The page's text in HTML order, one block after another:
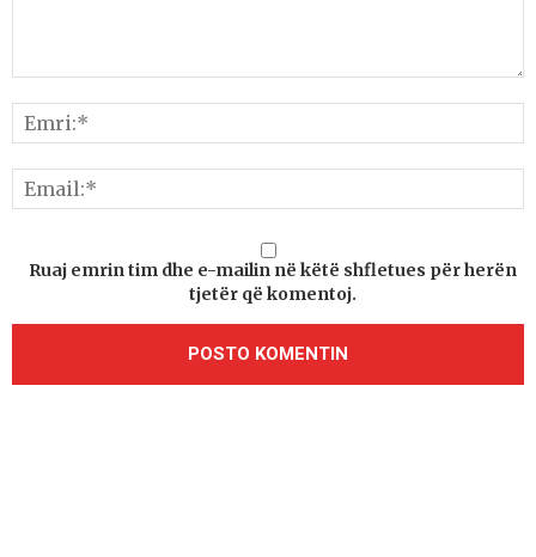
Ruaj emrin tim dhe e-mailin në këtë shfletues për herën
tjetër që komentoj.